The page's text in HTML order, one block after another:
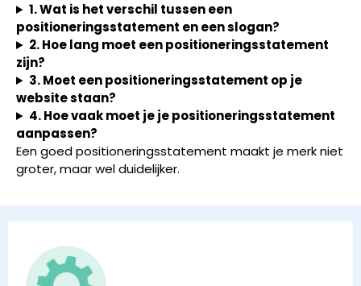
1. Wat is het verschil tussen een
positioneringsstatement en een slogan?
2. Hoe lang moet een positioneringsstatement
zijn?
3. Moet een positioneringsstatement op je
website staan?
4. Hoe vaak moet je je positioneringsstatement
aanpassen?
Een goed positioneringsstatement maakt je merk niet
groter, maar wel duidelijker.